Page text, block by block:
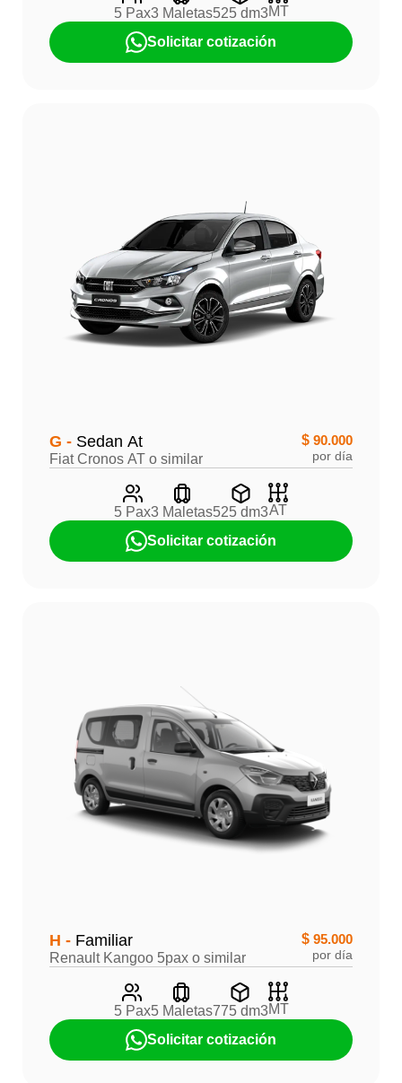
5 Pax3 Maletas525 dm3MT
Solicitar cotización
G - Sedan At
Fiat Cronos AT o similar
$ 90.000
por día
5 Pax3 Maletas525 dm3AT
Solicitar cotización
H - Familiar
Renault Kangoo 5pax o similar
$ 95.000
por día
5 Pax5 Maletas775 dm3MT
Solicitar cotización